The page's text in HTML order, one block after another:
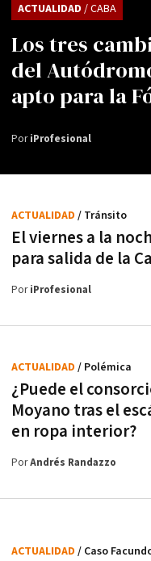
Los tres
del
apto para la
ACTUALIDAD / CABA
PoriProfesional
El viernes a la
para salida de la
ACTUALIDAD / Tránsito
PoriProfesional
¿Puede el
Moyano tras el
en ropa interior?
ACTUALIDAD / Polémica
PorAndrés Randazzo
ACTUALIDAD / Caso